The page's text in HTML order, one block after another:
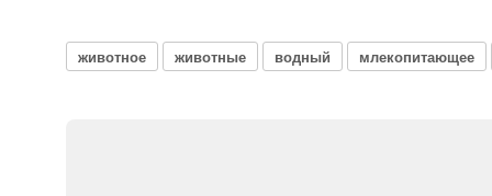
животное животные водный млекопитающее